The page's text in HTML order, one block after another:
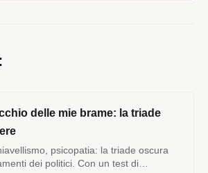
delle mie brame: la triade
psicopatia: la triade oscura
dei politici. Con un test di